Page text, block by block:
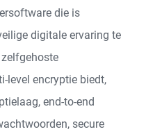
die is
digitale ervaring te
level encryptie biedt,
end-to-end
secure